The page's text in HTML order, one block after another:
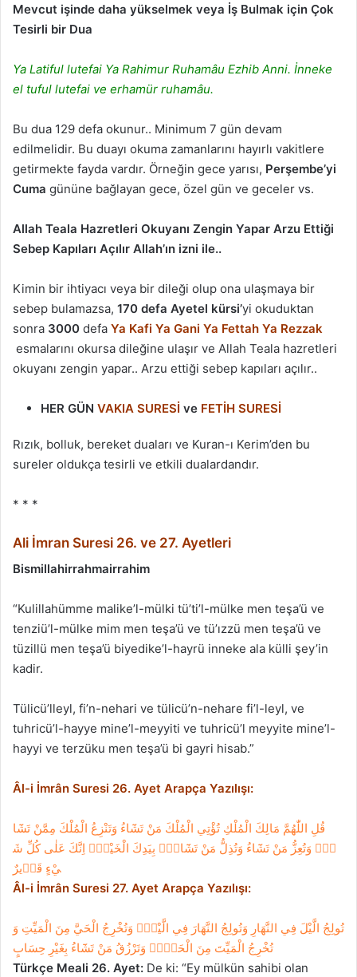
Mevcut işinde daha yükselmek veya İş Bulmak için Çok
Tesirli bir Dua
Ya Latiful lutefai Ya Rahimur Ruhamâu Ezhib Anni. İnneke
el tuful lutefai ve erhamür ruhamâu.
Bu dua 129 defa okunur.. Minimum 7 gün devam
edilmelidir. Bu duayı okuma zamanlarını hayırlı vakitlere
getirmekte fayda vardır. Örneğin gece yarısı, Perşembe’yi
Cuma gününe bağlayan gece, özel gün ve geceler vs.
Allah Teala Hazretleri Okuyanı Zengin Yapar Arzu Ettiği
Sebep Kapıları Açılır Allah’ın izni ile..
Kimin bir ihtiyacı veya bir dileği olup ona ulaşmaya bir
sebep bulamazsa, 170 defa Ayetel kürsi’yi okuduktan
sonra 3000 defa Ya Kafi Ya Gani Ya Fettah Ya Rezzak
esmalarını okursa dileğine ulaşır ve Allah Teala hazretleri
okuyanı zengin yapar.. Arzu ettiği sebep kapıları açılır..
HER GÜN VAKIA SURESİ ve FETİH SURESİ
Rızık, bolluk, bereket duaları ve Kuran-ı Kerim’den bu
sureler oldukça tesirli ve etkili dualardandır.
* * *
Ali İmran Suresi 26. ve 27. Ayetleri
Bismillahirrahmairrahim
“Kulillahümme malike’l-mülki tü’ti’l-mülke men teşa’ü ve
tenziü’l-mülke mim men teşa’ü ve tü’ızzü men teşa’ü ve
tüzillü men teşa’ü biyedike’l-hayrü inneke ala külli şey’in
kadir.
Tülicü’lleyl, fi’n-nehari ve tülicü’n-nehare fi’l-leyl, ve
tuhricü’l-hayye mine’l-meyyiti ve tuhricü’l meyyite mine’l-
hayyi ve terzüku men teşa’ü bi gayri hisab.”
Âl-i İmrân Suresi 26. Ayet Arapça Yazılışı:
قُلِ اللّٰهُمَّ مَالِكَ الْمُلْكِ تُؤْتِي الْمُلْكَ مَنْ تَشَٓاءُ وَتَنْزِعُ الْمُلْكَ مِمَّنْ تَشَٓا
ءُۘ وَتُعِزُّ مَنْ تَشَٓاءُ وَتُذِلُّ مَنْ تَشَٓاءُۜ بِيَدِكَ الْخَيْرُۜ اِنَّكَ عَلٰى كُلِّ شَ
يْءٍ قَد۪يرٌ
Âl-i İmrân Suresi 27. Ayet Arapça Yazılışı:
تُولِجُ الَّيْلَ فِي النَّهَارِ وَتُولِجُ النَّهَارَ فِي الَّيْلِۘ وَتُخْرِجُ الْحَيَّ مِنَ الْمَيِّتِ وَ
تُخْرِجُ الْمَيِّتَ مِنَ الْحَيِّۘ وَتَرْزُقُ مَنْ تَشَٓاءُ بِغَيْرِ حِسَابٍ
Türkçe Meali 26. Ayet: De ki: “Ey mülkün sahibi olan